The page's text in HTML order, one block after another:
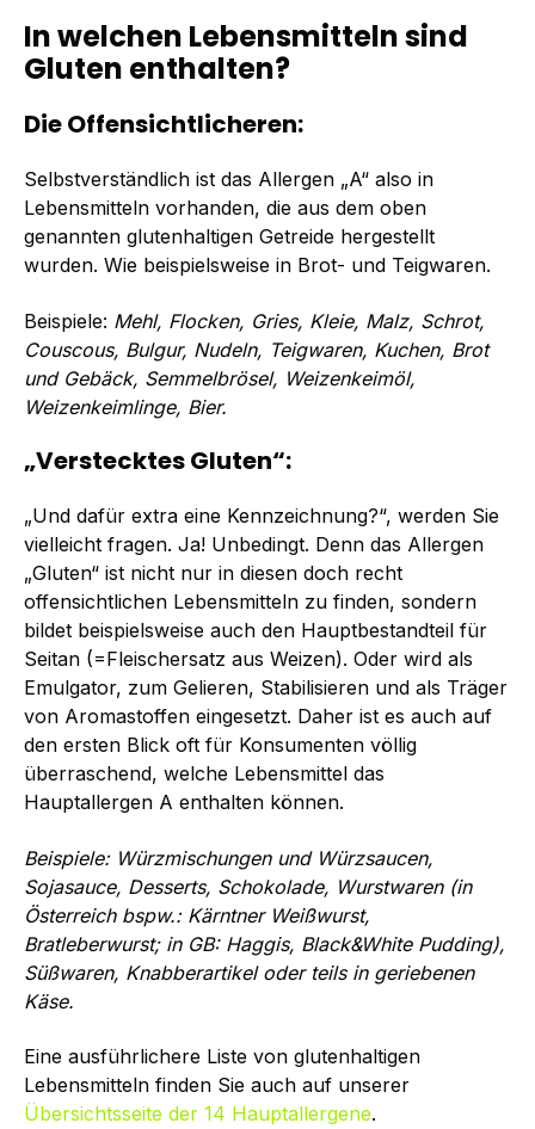
In welchen Lebensmitteln sind
Gluten enthalten?
Die Offensichtlicheren:
Selbstverständlich ist das Allergen „A“ also in
Lebensmitteln vorhanden, die aus dem oben
genannten glutenhaltigen Getreide hergestellt
wurden. Wie beispielsweise in Brot- und Teigwaren.
Beispiele: Mehl, Flocken, Gries, Kleie, Malz, Schrot,
Couscous, Bulgur, Nudeln, Teigwaren, Kuchen, Brot
und Gebäck, Semmelbrösel, Weizenkeimöl,
Weizenkeimlinge, Bier.
„Verstecktes Gluten“:
„Und dafür extra eine Kennzeichnung?“, werden Sie
vielleicht fragen. Ja! Unbedingt. Denn das Allergen
„Gluten“ ist nicht nur in diesen doch recht
offensichtlichen Lebensmitteln zu finden, sondern
bildet beispielsweise auch den Hauptbestandteil für
Seitan (=Fleischersatz aus Weizen). Oder wird als
Emulgator, zum Gelieren, Stabilisieren und als Träger
von Aromastoffen eingesetzt. Daher ist es auch auf
den ersten Blick oft für Konsumenten völlig
überraschend, welche Lebensmittel das
Hauptallergen A enthalten können.
Beispiele: Würzmischungen und Würzsaucen,
Sojasauce, Desserts, Schokolade, Wurstwaren (in
Österreich bspw.: Kärntner Weißwurst,
Bratleberwurst; in GB: Haggis, Black&White Pudding),
Süßwaren, Knabberartikel oder teils in geriebenen
Käse.
Eine ausführlichere Liste von glutenhaltigen
Lebensmitteln finden Sie auch auf unserer
Übersichtsseite der 14 Hauptallergene.